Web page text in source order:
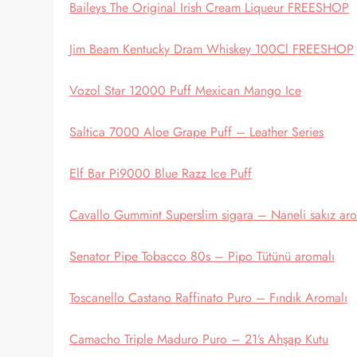
Baileys The Original Irish Cream Liqueur FREESHOP
Jim Beam Kentucky Dram Whiskey 100Cl FREESHOP
Vozol Star 12000 Puff Mexican Mango Ice
Saltica 7000 Aloe Grape Puff – Leather Series
Elf Bar Pi9000 Blue Razz Ice Puff
Cavallo Gummint Superslim sigara – Naneli sakız
Senator Pipe Tobacco 80s – Pipo Tütünü aromalı
Toscanello Castano Raffinato Puro – Fındık Aromalı
Camacho Triple Maduro Puro – 21’s Ahşap Kutu